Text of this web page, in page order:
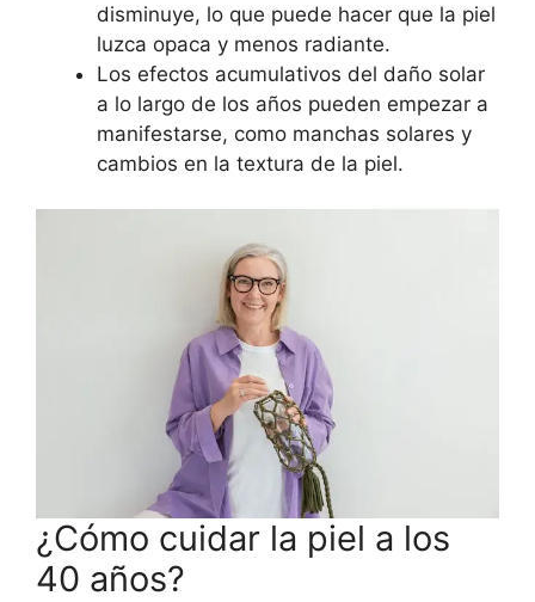
disminuye, lo que puede hacer que la piel
luzca opaca y menos radiante.
Los efectos acumulativos del daño solar
a lo largo de los años pueden empezar a
manifestarse, como manchas solares y
cambios en la textura de la piel.
¿Cómo cuidar la piel a los
40 años?